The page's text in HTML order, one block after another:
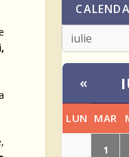
«
LUN MAR
1